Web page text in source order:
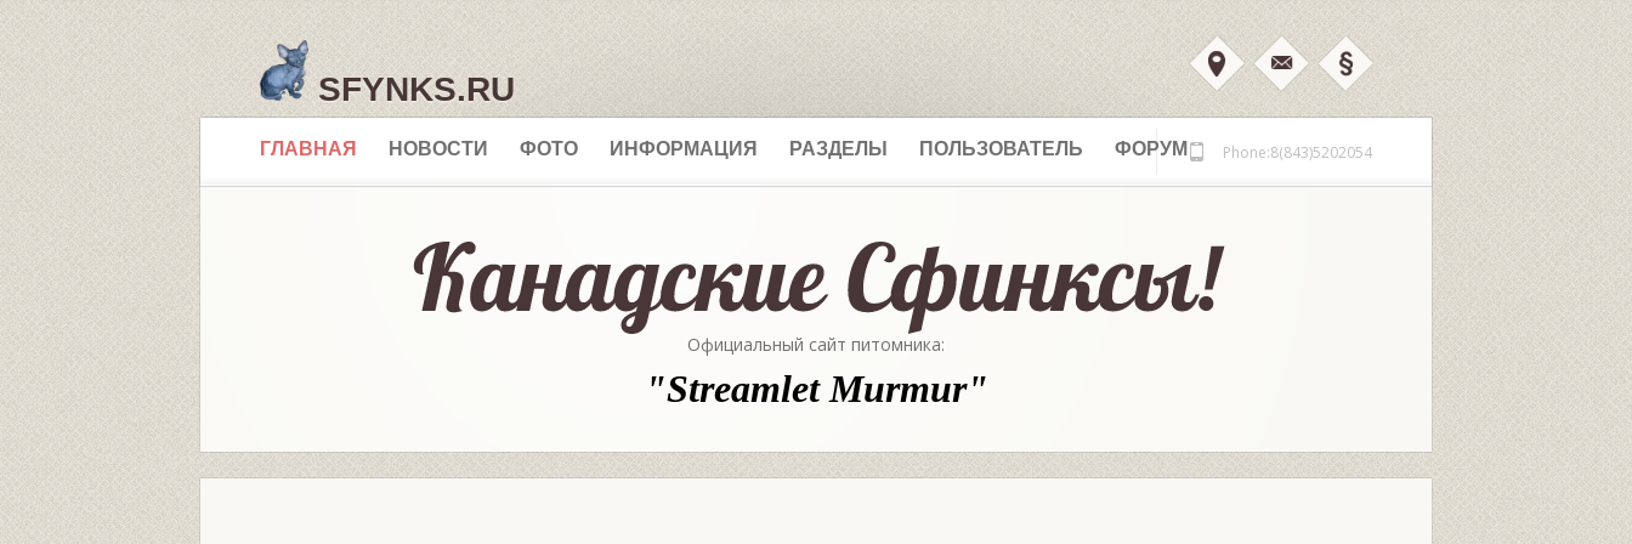
SFYNKS.RU
ГЛАВНАЯ НОВОСТИ ФОТО ИНФОРМАЦИЯ РАЗДЕЛЫ ПОЛЬЗОВАТЕЛЬ ФОРУМ Phone:8(843)5202054
Официальный сайт питомника:
"Streamlet Murmur"